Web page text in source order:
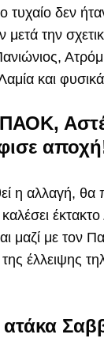
τυχαίο δεν
μετά την
και φυσικά
η αλλαγή,
μαζί με
έλλειψης